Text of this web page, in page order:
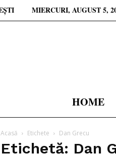
MIERCURI, AUGUST 5,
HOME
Acasă Etichete Dan Grecu
Etichetă: Dan